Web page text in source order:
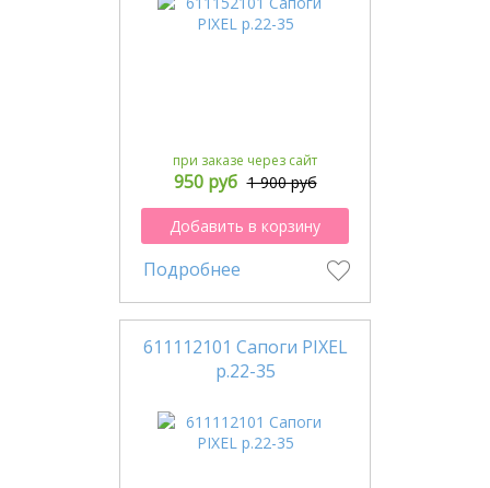
при заказе через сайт
950 руб 1 900 руб
Добавить в корзину
Подробнее
611112101 Сапоги PIXEL
р.22-35